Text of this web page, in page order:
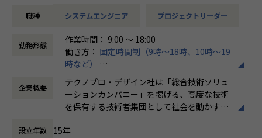
・【医療機器】樹脂成形部品の設計開発業務
め
会社についての詳細
当社は、約8,500名のエンジニアの現場力と技術コンサルテ
ィングを融合し、課題解決から価値創造までを一貫して支援
する総合技術ソリューションカンパニーです。
ど幅広い業界において、多様なプロジェクトからエンジニア
職種 システムエンジニア プロジェクトリーダー
勤務形態
作業時間： 9:00 ～ 18:00
働き方： 固定時間制（9時～18時、10時～19
時など）
時間外労働の有無： 有（月平均20時間）
休憩時間： 60分
企業概要
テクノプロ・デザイン社は「総合技術ソリュ
ーションカンパニー」を掲げる、高度な技術
を保有する技術者集団として社会を動かすこ
設立年数 15年